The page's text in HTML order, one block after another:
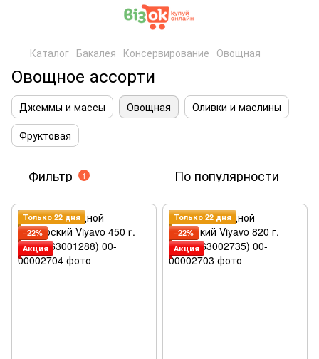
Каталог Бакалея Консервирование Овощная
Овощное ассорти
Джеммы и массы Овощная
Оливки и маслины
Фруктовая
Фильтр 1 По популярности
Только 22 дня
−22%
Акция
Только 22 дня
−22%
Акция